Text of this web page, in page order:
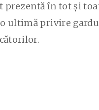
prezentă în tot și
ultimă privire